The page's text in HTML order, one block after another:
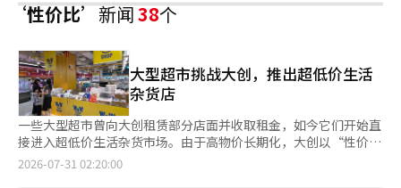
‘性价比’新闻38个
大型超市挑战大创，推出超低价生活
杂货店
一些大型超市曾向大创租赁部分店面并收取租金，如今它们开始直
接进入超低价生活杂货市场。由于高物价长期化，大创以“性价
比”产品吸引年轻消费者，正在重塑零售格局。大型超市通过推出
2026-07-31 02:20:00